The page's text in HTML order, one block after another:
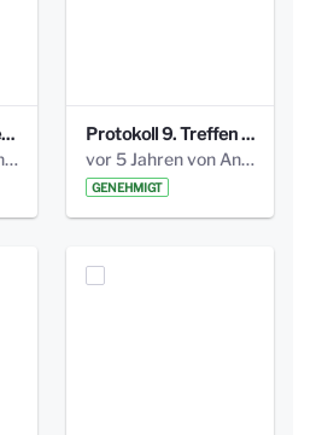
Protokoll 10. Treffen 20150720 AG Bismarckplatz.pdf
vor 5 Jahren von Anni Schlumberger
Protokoll 9. Treffen 20150528 AG Bismarckplatz.pdf
vor 5 Jahren von Anni Schlumberger
GENEHMIGT